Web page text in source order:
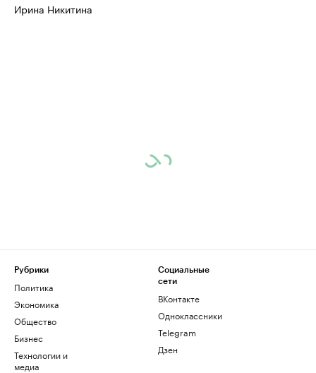
Ирина Никитина
Рубрики
Политика
Экономика
Общество
Бизнес
Технологии и
медиа
Социальные
сети
ВКонтакте
Одноклассники
Telegram
Дзен